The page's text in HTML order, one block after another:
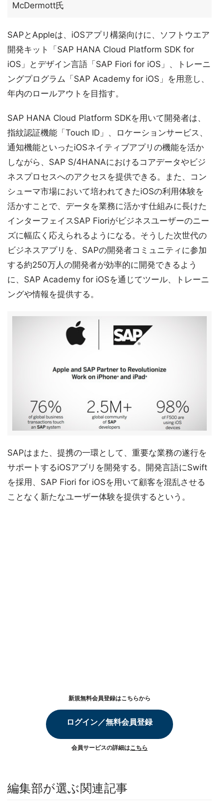
McDermott氏
SAPとAppleは、iOSアプリ構築向けに、ソフトウエア
開発キット「SAP HANA Cloud Platform SDK for
iOS」とデザイン言語「SAP Fiori for iOS」、トレーニ
ングプログラム「SAP Academy for iOS」を用意し、
年内のロールアウトを目指す。
SAP HANA Cloud Platform SDKを用いて開発者は、
指紋認証機能「Touch ID」、ロケーションサービス、
通知機能といったiOSネイティブアプリの機能を活か
しながら、SAP S/4HANAにおけるコアデータやビジ
ネスプロセスへのアクセスを提供できる。また、コン
シューマ市場において培われてきたiOSの利用体験を
活かすことで、データを業務に活かす仕組みに長けた
インターフェイスSAP Fioriがビジネスユーザーのニー
ズに幅広く応えられるようになる。そうした次世代の
ビジネスアプリを、SAPの開発者コミュニティに参加
する約250万人の開発者が効率的に開発できるよう
に、SAP Academy for iOSを通じてツール、トレーニ
ングや情報を提供する。
SAPはまた、提携の一環として、重要な業務の遂行を
サポートするiOSアプリを開発する。開発言語にSwift
を採用、SAP Fiori for iOSを用いて顧客を混乱させる
ことなく新たなユーザー体験を提供するという。
新規無料会員登録はこちらから
ログイン／無料会員登録
会員サービスの詳細はこちら
編集部が選ぶ関連記事